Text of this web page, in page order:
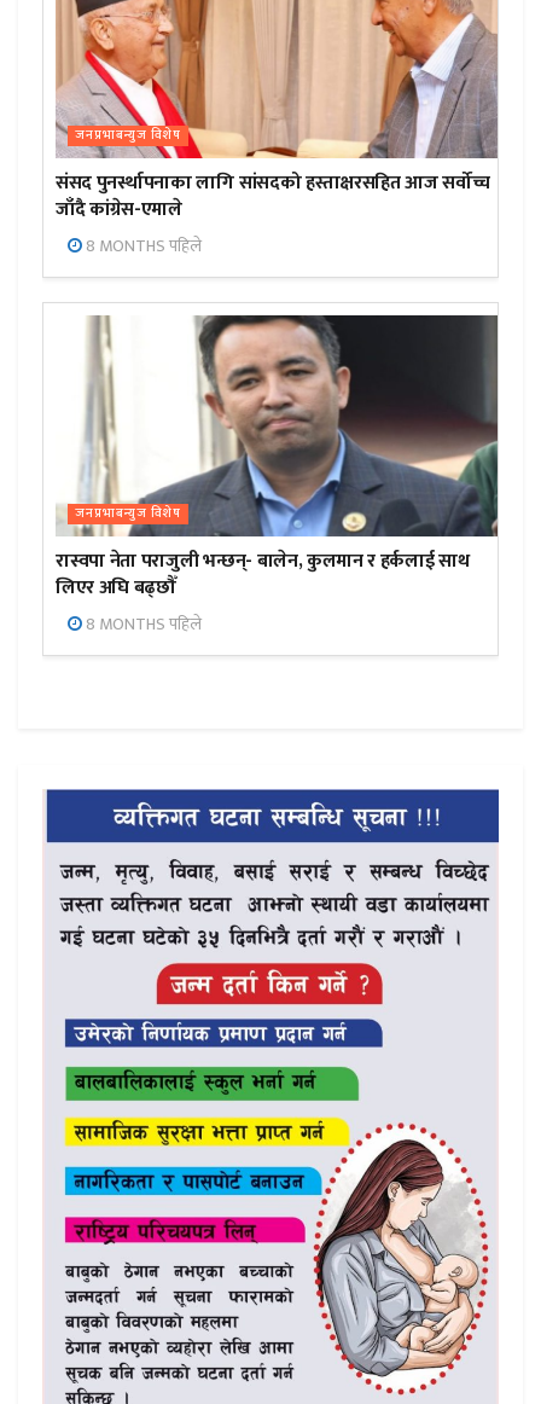
जनप्रभाबन्युज विशेष
संसद पुनर्स्थापनाका लागि सांसदको हस्ताक्षरसहित आज सर्वोच्च
जाँदै कांग्रेस-एमाले
8 MONTHS पहिले
जनप्रभाबन्युज विशेष
रास्वपा नेता पराजुली भन्छन्- बालेन, कुलमान र हर्कलाई साथ
लिएर अघि बढ्छौँ
8 MONTHS पहिले